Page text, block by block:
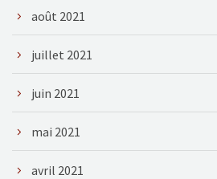
août 2021
juillet 2021
juin 2021
mai 2021
avril 2021